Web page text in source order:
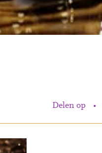
Delen op •